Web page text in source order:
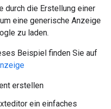
durch die Erstellung einer
eine generische Anzeige
zu laden.
Beispiel finden Sie auf
erstellen
ein einfaches